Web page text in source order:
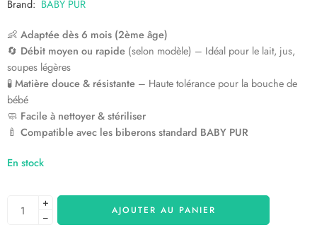
Brand: BABY PUR
👶 Adaptée dès 6 mois (2ème âge)
🔄 Débit moyen ou rapide (selon modèle) – Idéal pour le lait, jus,
soupes légères
🧪Matière douce & résistante – Haute tolérance pour la bouche de
bébé
🧼 Facile à nettoyer & stériliser
🍼 Compatible avec les biberons standard BABY PUR
En stock
+
−
AJOUTER AU PANIER